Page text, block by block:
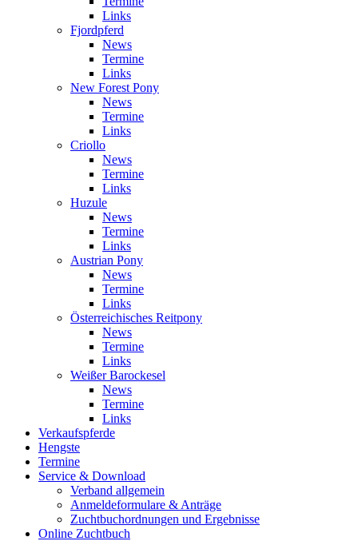
Links
Fjordpferd
News
Termine
Links
New Forest Pony
News
Termine
Links
Criollo
News
Termine
Links
Huzule
News
Termine
Links
Austrian Pony
News
Termine
Links
Österreichisches Reitpony
News
Termine
Links
Weißer Barockesel
News
Termine
Links
Verkaufspferde
Hengste
Termine
Service & Download
Verband allgemein
Anmeldeformulare & Anträge
Zuchtbuchordnungen und Ergebnisse
Online Zuchtbuch